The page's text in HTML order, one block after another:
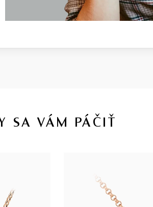
Certifikácia diamantov na Slovensku.
SA VÁM PÁČIŤ